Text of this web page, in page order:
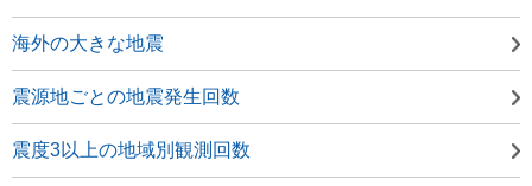
海外の大きな地震
震源地ごとの地震発生回数
震度3以上の地域別観測回数